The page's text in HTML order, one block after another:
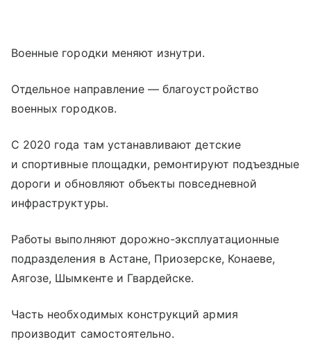
Военные городки меняют изнутри.
Отдельное направление — благоустройство
военных городков.
С 2020 года там устанавливают детские
и спортивные площадки, ремонтируют подъездные
дороги и обновляют объекты повседневной
инфраструктуры.
Работы выполняют дорожно-эксплуатационные
подразделения в Астане, Приозерске, Конаеве,
Аягозе, Шымкенте и Гвардейске.
Часть необходимых конструкций армия
производит самостоятельно.